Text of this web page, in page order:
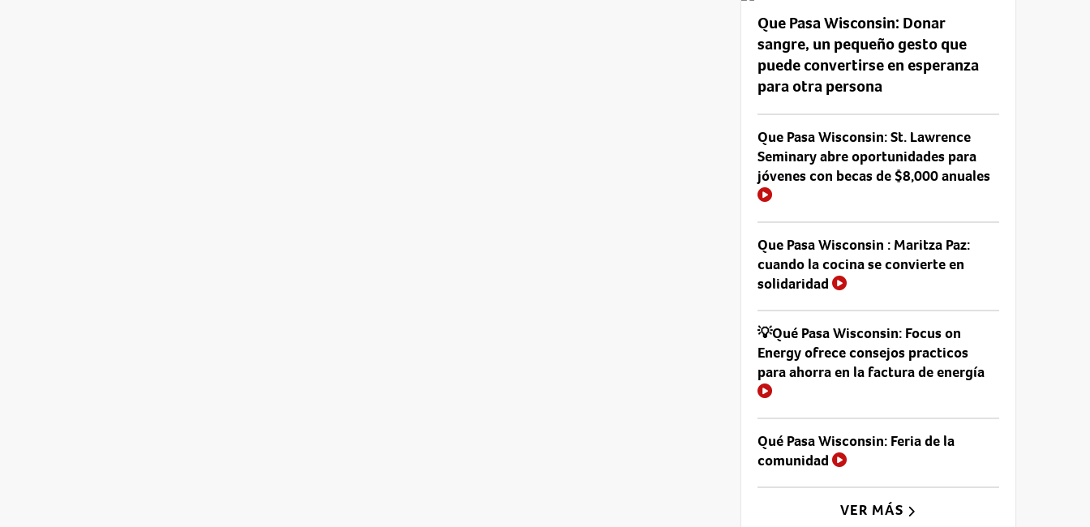
Que Pasa Wisconsin: Donar
sangre, un pequeño gesto que
puede convertirse en esperanza
para otra persona
Que Pasa Wisconsin: St. Lawrence
Seminary abre oportunidades para
jóvenes con becas de $8,000 anuales
Que Pasa Wisconsin : Maritza Paz:
cuando la cocina se convierte en
solidaridad
💡Qué Pasa Wisconsin: Focus on
Energy ofrece consejos practicos
para ahorra en la factura de energía
Qué Pasa Wisconsin: Feria de la
comunidad
VER MÁS